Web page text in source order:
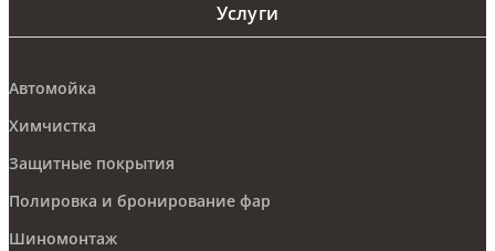
Услуги
Автомойка
Химчистка
Защитные покрытия
Полировка и бронирование фар
Шиномонтаж